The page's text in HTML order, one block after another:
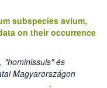
subspecies avium,
on their occurrence
"hominissuis" és
Magyarországon